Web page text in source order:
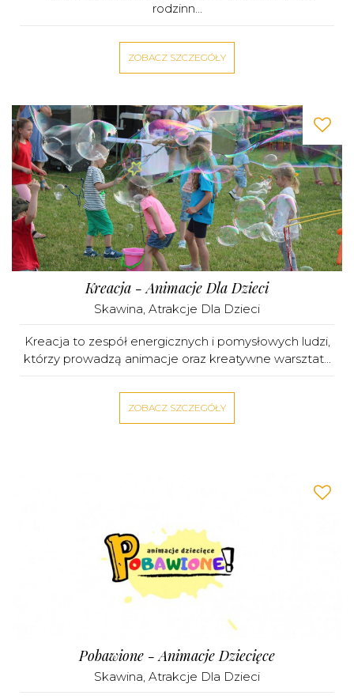
rodzinn...
ZOBACZ SZCZEGÓŁY
Kreacja - Animacje Dla Dzieci
Skawina, Atrakcje Dla Dzieci
Kreacja to zespół energicznych i pomysłowych ludzi,
którzy prowadzą animacje oraz kreatywne warsztat...
ZOBACZ SZCZEGÓŁY
Pobawione - Animacje Dziecięce
Skawina, Atrakcje Dla Dzieci